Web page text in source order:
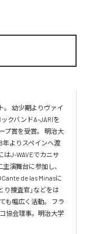
。 幼少期よりヴァイ
クバンドA-JARIを
プ賞を受賞。 明治大
年よりスペインへ渡
はJ-WAVEでカニサ
演舞台に参加し、
de las Minasに
り捜査官」などをは
も幅広く活動。 フラ
協会理事。明治大学